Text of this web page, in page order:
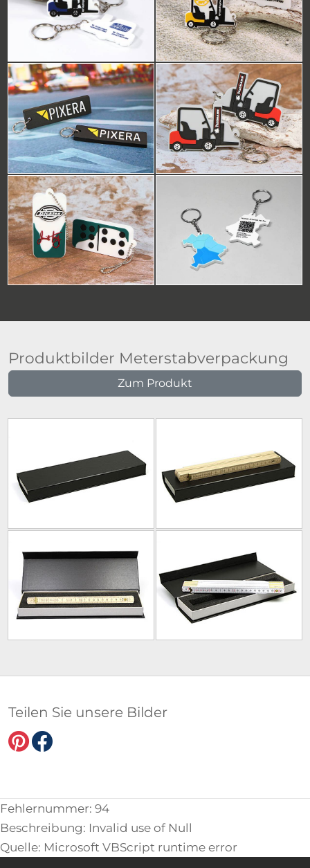
Produktbilder Meterstabverpackung
Zum Produkt
Teilen Sie unsere Bilder
Fehlernummer: 94
Beschreibung: Invalid use of Null
Quelle: Microsoft VBScript runtime error